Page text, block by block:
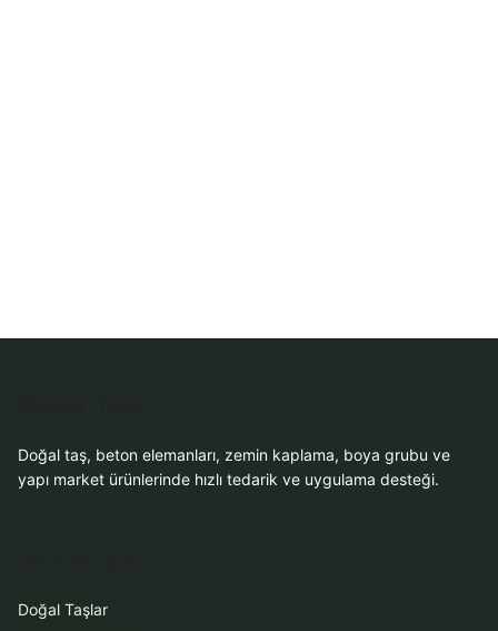
Doğal taş, beton elemanları, zemin kaplama, boya grubu ve
yapı market ürünlerinde hızlı tedarik ve uygulama desteği.
Doğal Taşlar